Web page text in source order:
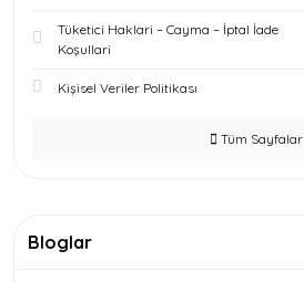
Tüketici Haklari – Cayma – İptal İade
Koşullari
Kişisel Veriler Politikası
Tüm Sayfalar
Bloglar